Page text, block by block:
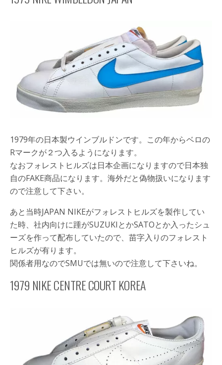
1979年の日本製ウインブルドンです。この年からベロの
Rマークが２つ入るようになります。
なおフォレストヒルズは日本企画になりますので日本独
自のFAKE商品になります。海外だと偽物扱いになります
ので注意して下さい。
あと当時JAPAN NIKEがフォレストヒルズを製作してい
た時、社内向けに踵がSUZUKIとかSATOとか入ったシュ
ーズを作って配布していたので、苗字入りのフォレスト
ヒルズが有ります。
関係者用なのでSMUでは無いので注意して下さいね。
1979 NIKE CENTRE COURT KOREA